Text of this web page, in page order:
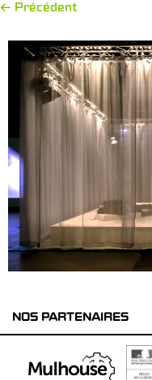
← Précédent
NOS PARTENAIRES